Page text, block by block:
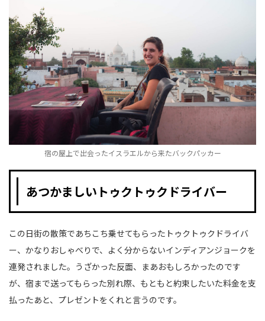
宿の屋上で出会ったイスラエルから来たバックパッカー
あつかましいトゥクトゥクドライバー
この日街の散策であちこち乗せてもらったトゥクトゥクドライバ
ー、かなりおしゃべりで、よく分からないインディアンジョークを
連発されました。うざかった反面、まあおもしろかったのです
が、宿まで送ってもらった別れ際、もともと約束したいた料金を支
払ったあと、プレゼントをくれと言うのです。